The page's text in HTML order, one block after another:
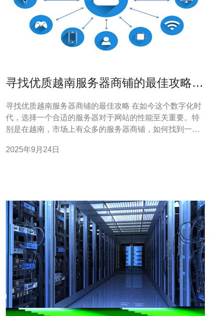
寻找优质越南服务器商铺的最佳攻略与
寻找优质越南服务器商铺的最佳攻略 在如今这个数字化时
代，选择一个合适的服务器对于网站的性能至关重要。特
别是在越南，市场上有众多的服务器商铺，如何找到一个
们将为您提供寻找优质越南服务器商铺的最佳攻略与推
2025年9月24日